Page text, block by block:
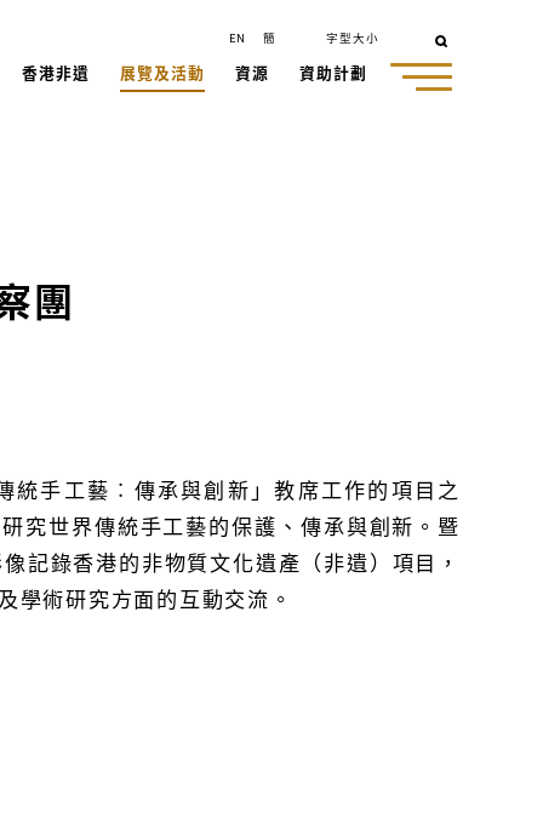
香港非遺 展覽及活動 資源 資助計劃
EN 簡 字型大小
團
統手工藝︰傳承與創新」教席工作的項目之
究世界傳統手工藝的保護、傳承與創新。暨
記錄香港的非物質文化遺產（非遺）項目，
學術研究方面的互動交流。